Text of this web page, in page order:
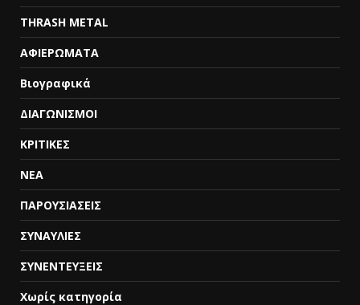
THRASH METAL
ΑΦΙΕΡΩΜΑΤΑ
Βιογραφικά
ΔΙΑΓΩΝΙΣΜΟΙ
ΚΡΙΤΙΚΕΣ
ΝΕΑ
ΠΑΡΟΥΣΙΑΣΕΙΣ
ΣΥΝΑΥΛΙΕΣ
ΣΥΝΕΝΤΕΥΞΕΙΣ
Χωρίς κατηγορία